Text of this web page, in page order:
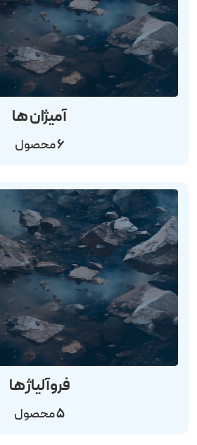
آمیژان ها
6محصول
فروآلیاژها
5محصول